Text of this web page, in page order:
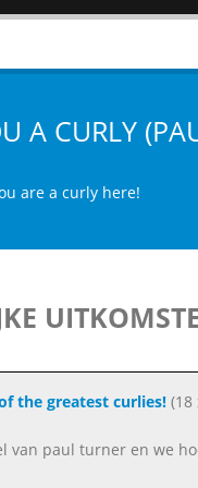
A CURLY
are a curly here!
the greatest curlies!(18
van paul turner en we